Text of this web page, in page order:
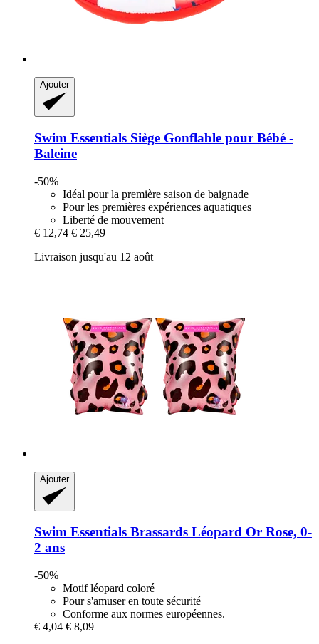
Ajouter
Swim Essentials Siège Gonflable pour Bébé -​
Baleine
-50%
Idéal pour la première saison de baignade
Pour les premières expériences aquatiques
Liberté de mouvement
€ 12,74 € 25,49
Livraison jusqu'au 12 août
Ajouter
Swim Essentials Brassards Léopard Or Rose, 0-​
2 ans
-50%
Motif léopard coloré
Pour s'amuser en toute sécurité
Conforme aux normes européennes.
€ 4,04 € 8,09